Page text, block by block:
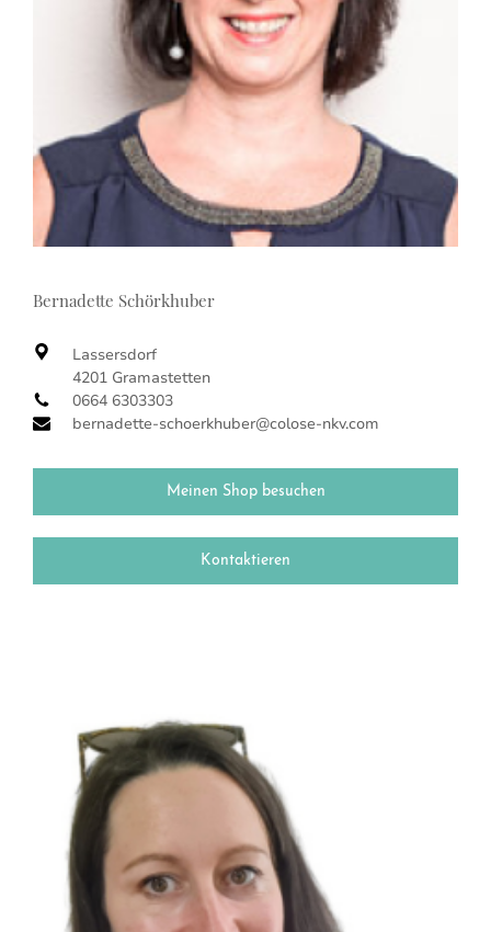
Bernadette Schörkhuber
Lassersdorf
4201 Gramastetten
0664 6303303
bernadette-schoerkhuber@colose-nkv.com
Meinen Shop besuchen
Kontaktieren